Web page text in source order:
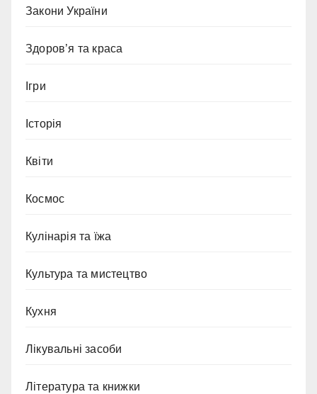
Закони України
Здоров’я та краса
Ігри
Історія
Квіти
Космос
Кулінарія та їжа
Культура та мистецтво
Кухня
Лікувальні засоби
Література та книжки